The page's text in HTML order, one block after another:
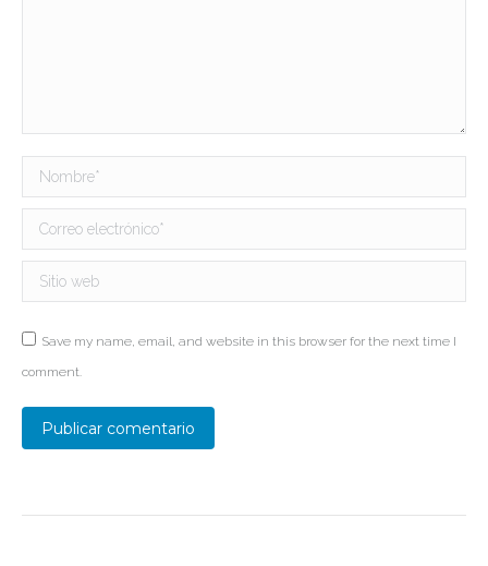
Nombre *
Correo electrónico *
Sitio web
Save my name, email, and website in this browser for the next time I
comment.
Publicar comentario